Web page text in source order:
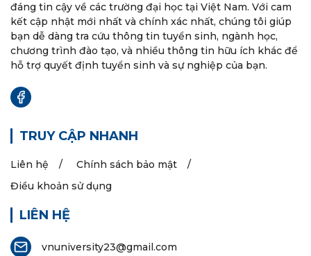
đáng tin cậy về các trường đại học tại Việt Nam. Với cam
kết cập nhật mới nhất và chính xác nhất, chúng tôi giúp
bạn dễ dàng tra cứu thông tin tuyển sinh, ngành học,
chương trình đào tạo, và nhiều thông tin hữu ích khác để
hỗ trợ quyết định tuyển sinh và sự nghiệp của bạn.
TRUY CẬP NHANH
Liên hệ
Chính sách bảo mật
Điều khoản sử dụng
LIÊN HỆ
vnuniversity23@gmail.com